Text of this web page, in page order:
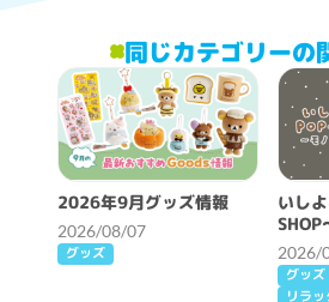
同じカテゴリーの
2026年9月グッズ情報
2026/08/07
グッズ
いし
SHOP
～開催
2026/
グッズ
リラ